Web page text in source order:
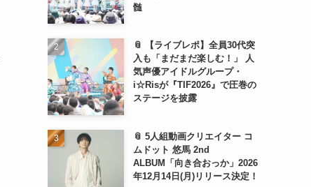
髄
📎 【ライブレポ】全員30代突
入も「まだまだ楽しむ！」 人
気声優アイドルグループ・
i☆Risが『TIF2026』で圧巻の
ステージを披露
📎 5人組動画クリエイター コ
ムドット 悠馬 2nd
ALBUM「向き合おっか」2026
年12月14日(月)リリース決定！